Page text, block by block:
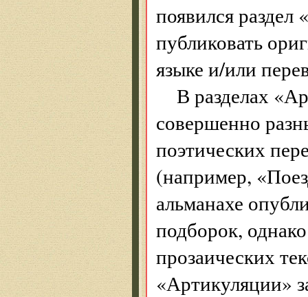
появился раздел
публиковать
языке и/или
В разделах
совершенно
поэтических
(например,
альманахе
подборок,
прозаических
«Артикуляции»